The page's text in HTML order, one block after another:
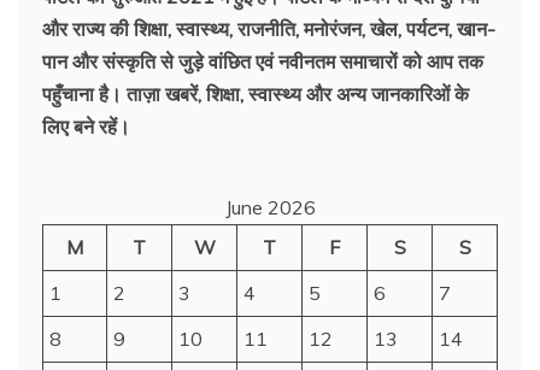
और राज्य की शिक्षा, स्वास्थ्य, राजनीति, मनोरंजन, खेल, पर्यटन, खान-
पान और संस्कृति से जुड़े वांछित एवं नवीनतम समाचारों को आप तक
पहुँचाना है। ताज़ा खबरें, शिक्षा, स्वास्थ्य और अन्य जानकारिओं के
लिए बने रहें।
June 2026
M
T W T F S
S
1
2 3 4 5 6
7
8
9 10 11 12 13
14